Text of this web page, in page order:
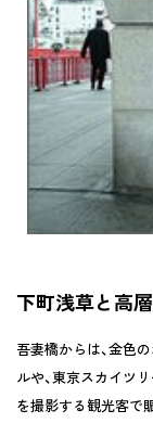
下町浅草と高
吾妻橋からは、金色
ルや、東京スカイツ
を撮影する観光客で